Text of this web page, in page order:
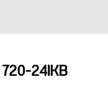
24IKB